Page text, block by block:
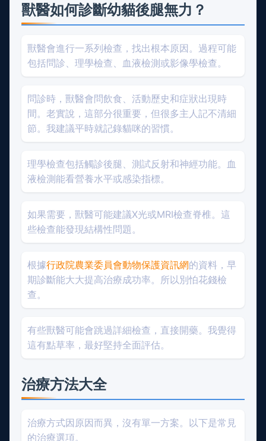
獸醫如何診斷幼貓後腿無力？
獸醫會進行一系列檢查，找出根本原因。過程可能
包括問診、理學檢查、血液檢測或影像學檢查。
問診時，獸醫會問飲食、活動歷史和症狀出現時
間。老實說，這部分很重要，但很多主人記不清細
節。我建議平時就記錄貓咪的習慣。
理學檢查包括觸診後腿、測試反射和神經功能。血
液檢測能看營養水平或感染指標。
如果需要，獸醫可能建議X光或MRI檢查脊椎。這
些檢查能發現結構性問題。
根據行政院農業委員會動物保護資訊網的資料，早
期診斷能大大提高治療成功率。所以別怕花錢檢
查。
有些獸醫可能會跳過詳細檢查，直接開藥。我覺得
這有點草率，最好堅持全面評估。
治療方法大全
治療方式因原因而異，沒有單一方案。以下是常見
的治療選項。